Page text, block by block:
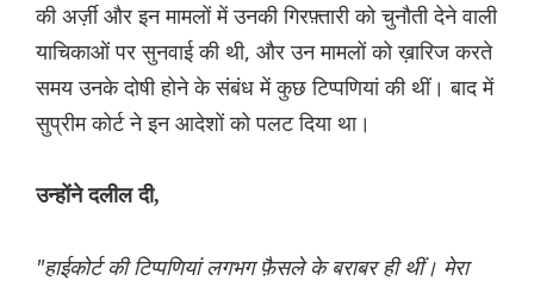
की अर्ज़ी और इन मामलों में उनकी गिरफ़्तारी को चुनौती देने वाली
याचिकाओं पर सुनवाई की थी, और उन मामलों को ख़ारिज करते
समय उनके दोषी होने के संबंध में कुछ टिप्पणियां की थीं। बाद में
सुप्रीम कोर्ट ने इन आदेशों को पलट दिया था।
उन्होंने दलील दी,
"हाईकोर्ट की टिप्पणियां लगभग फ़ैसले के बराबर ही थीं। मेरा